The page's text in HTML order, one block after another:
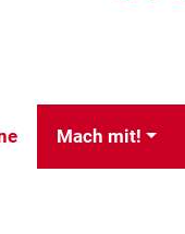
Mach mit!